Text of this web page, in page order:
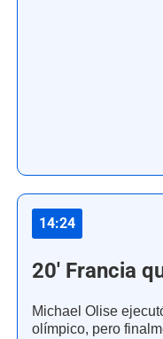
14:24
20' Francia
Michael Olise
olímpico, pero